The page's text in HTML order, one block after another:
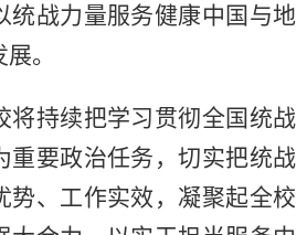
统战力量服务健康中国与地
。
将持续把学习贯彻全国统战
重要政治任务，切实把统战
势、工作实效，凝聚起全校